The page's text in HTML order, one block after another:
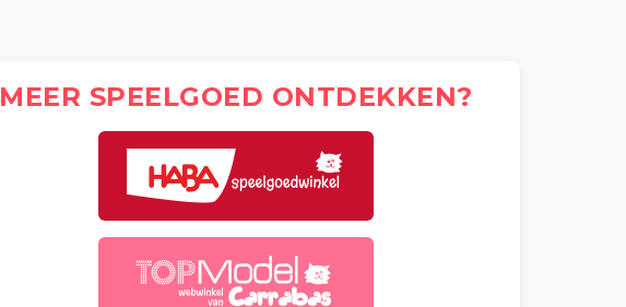
MEER SPEELGOED ONTDEKKEN?